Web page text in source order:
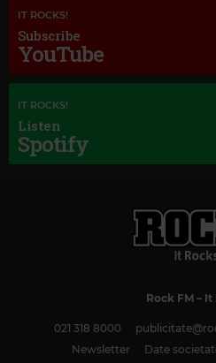
Magic
PYOTR ILYICH TCHAIKOVSKY – THE
ACT 1: ROSE
IT ROCKS!
Subscribe
YouTube
IT ROCKS!
Listen
Spotify
Rock FM– It
021 318 8000
Newsletter
Date